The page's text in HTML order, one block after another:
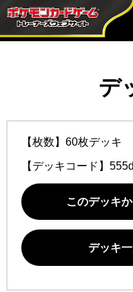
デ
【枚数】60枚デッキ
【デッキコード】
このデッキ
デッキ